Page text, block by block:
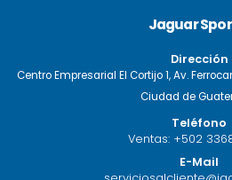
Jaguar
Dirección
Centro Empresarial El Cortijo 1, Av.
Ciudad de
Teléfono
Ventas: +502
E-Mail